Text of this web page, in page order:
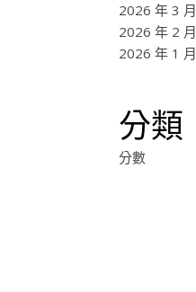
2026 年 3 月
2026 年 2 月
2026 年 1 月
分類
分數